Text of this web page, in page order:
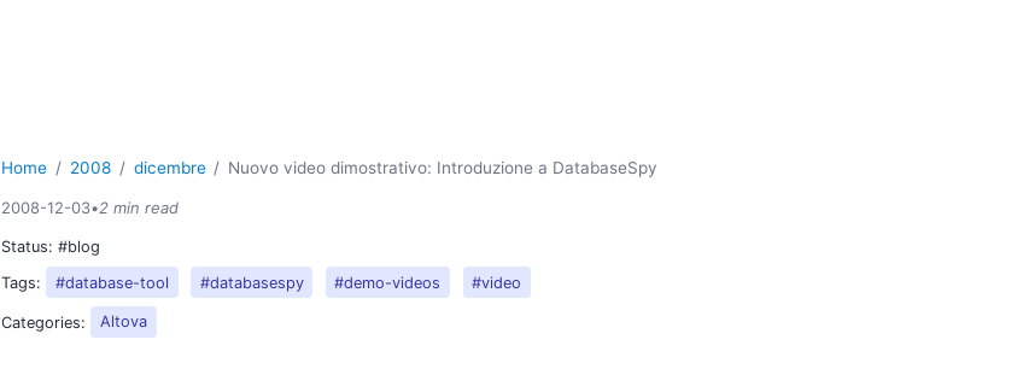
Home 2008 dicembre Nuovo video dimostrativo: Introduzione a DatabaseSpy
2008-12-03•2 min read
Status:#blog
Tags:
#database-tool #databasespy #demo-videos #video
Categories: Altova